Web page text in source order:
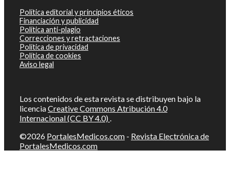
Política editorial y principios éticos
Financiación y publicidad
Política anti-plagio
Correcciones y retractaciones
Política de privacidad
Política de cookies
Aviso legal
Los contenidos de esta revista se distribuyen bajo la
licenciaCreative Commons Atribución 4.0
Internacional (CC BY 4.0) .
©2026 PortalesMedicos.com - Revista Electrónica de
PortalesMedicos.com